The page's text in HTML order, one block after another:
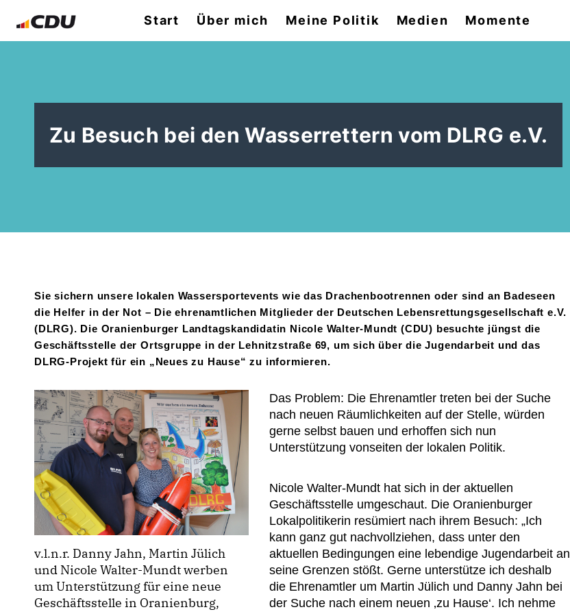
Start Über mich Meine Politik Medien Momente
Zu Besuch bei den Wasserrettern vom DLRG e.V.
Sie sichern unsere lokalen Wassersportevents wie das Drachenbootrennen oder sind an Badeseen
die Helfer in der Not – Die ehrenamtlichen Mitglieder der Deutschen Lebensrettungsgesellschaft e.V.
(DLRG). Die Oranienburger Landtagskandidatin Nicole Walter-Mundt (CDU) besuchte jüngst die
Geschäftsstelle der Ortsgruppe in der Lehnitzstraße 69, um sich über die Jugendarbeit und das
DLRG-Projekt für ein „Neues zu Hause“ zu informieren.
v.l.n.r. Danny Jahn, Martin Jülich
und Nicole Walter-Mundt werben
um Unterstützung für eine neue
Geschäftsstelle in Oranienburg,
Das Problem: Die Ehrenamtler treten bei der Suche
nach neuen Räumlichkeiten auf der Stelle, würden
gerne selbst bauen und erhoffen sich nun
Unterstützung vonseiten der lokalen Politik.
Nicole Walter-Mundt hat sich in der aktuellen
Geschäftsstelle umgeschaut. Die Oranienburger
Lokalpolitikerin resümiert nach ihrem Besuch: „Ich
kann ganz gut nachvollziehen, dass unter den
aktuellen Bedingungen eine lebendige Jugendarbeit an
seine Grenzen stößt. Gerne unterstütze ich deshalb
die Ehrenamtler um Martin Jülich und Danny Jahn bei
der Suche nach einem neuen ‚zu Hause‘. Ich nehme